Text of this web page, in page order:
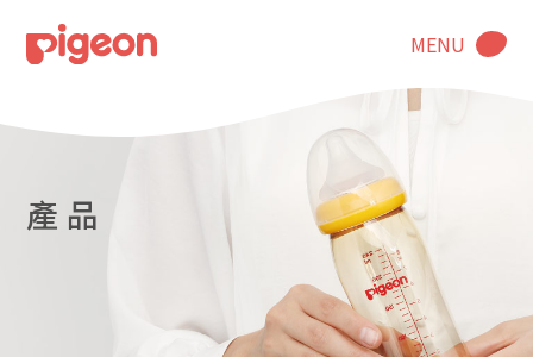
MENU
產 品